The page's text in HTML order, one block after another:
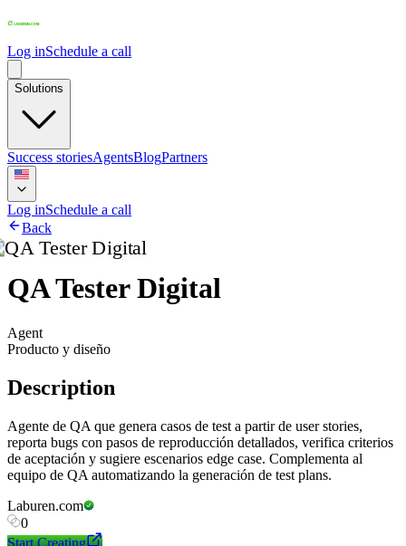
Log inSchedule a call
Solutions
Success storiesAgentsBlogPartners
Log inSchedule a call
Back
QA Tester Digital
Agent
Producto y diseño
Description
Agente de QA que genera casos de test a partir de user stories,
reporta bugs con pasos de reproducción detallados, verifica criterios
de aceptación y sugiere escenarios edge case. Complementa al
equipo de QA automatizando la generación de test plans.
Laburen.com
0
Start Creating